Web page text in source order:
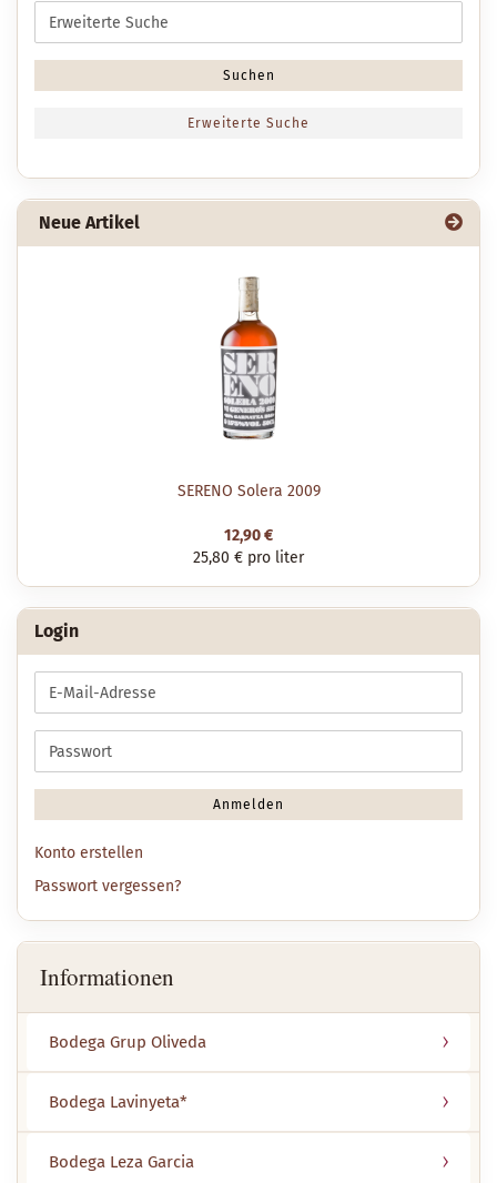
Erweiterte
Suche
Suchen
Erweiterte Suche
Neue Artikel
SERENO Solera 2009
12,90 €
25,80 € pro liter
Login
E-
Mail-
Adresse
Passwort
Anmelden
Konto erstellen
Passwort vergessen?
Informationen
Bodega Grup Oliveda
Bodega Lavinyeta*
Bodega Leza Garcia